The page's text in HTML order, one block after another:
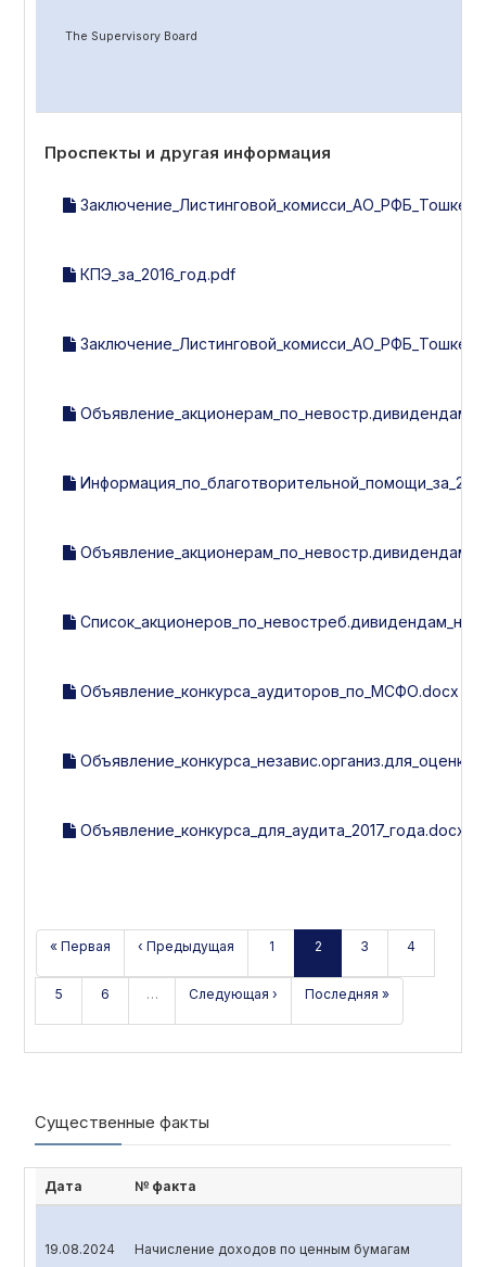
The Supervisory Board
Проспекты и другая информация
КПЭ_за_2016_год.pdf
Объявление_конкурса_аудиторов_по_МСФО.docx
Объявление_конкурса_для_аудита_2017_года.docx
« Первая ‹ Предыдущая 1 2 3 4
5 6 … Следующая › Последняя »
Существенные факты
Дата № факта
19.08.2024 Начисление доходов по ценным бумагам